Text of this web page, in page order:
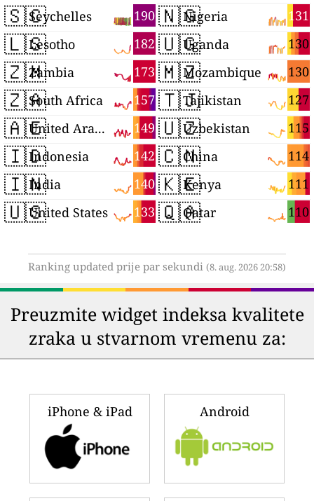
🇸🇨 190
Seychelles
🇱🇸 182
Lesotho
🇿🇲 173
Zambia
🇿🇦 157
South Africa
🇦🇪 149
United Arab Emirates
🇮🇩 142
Indonesia
🇮🇳 140
India
🇺🇸 133
United States
🇳🇬 131
Nigeria
🇺🇬 130
Uganda
🇲🇿 130
Mozambique
🇹🇯 127
Tajikistan
🇺🇿 115
Uzbekistan
🇨🇳 114
China
🇰🇪 111
Kenya
🇶🇦 110
Qatar
Ranking updated prije par sekundi (8. aug. 2026 20:58)
Preuzmite widget indeksa kvalitete
zraka u stvarnom vremenu za:
iPhone & iPad Android